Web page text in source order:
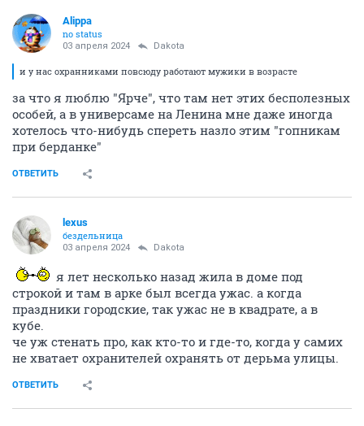
Alippa
no status
03 апреля 2024 Dаkota
и у нас охранниками повсюду работают мужики в возрасте
за что я люблю "Ярче", что там нет этих бесполезных
особей, а в универсаме на Ленина мне даже иногда
хотелось что-нибудь спереть назло этим "гопникам
при берданке"
ОТВЕТИТЬ
lexus
бездельница
03 апреля 2024 Dаkota
я лет несколько назад жила в доме под
строкой и там в арке был всегда ужас. а когда
праздники городские, так ужас не в квадрате, а в
кубе.
че уж стенать про, как кто-то и где-то, когда у самих
не хватает охранителей охранять от дерьма улицы.
ОТВЕТИТЬ